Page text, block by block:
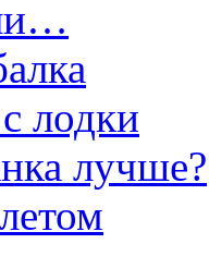
лодки
лучше?